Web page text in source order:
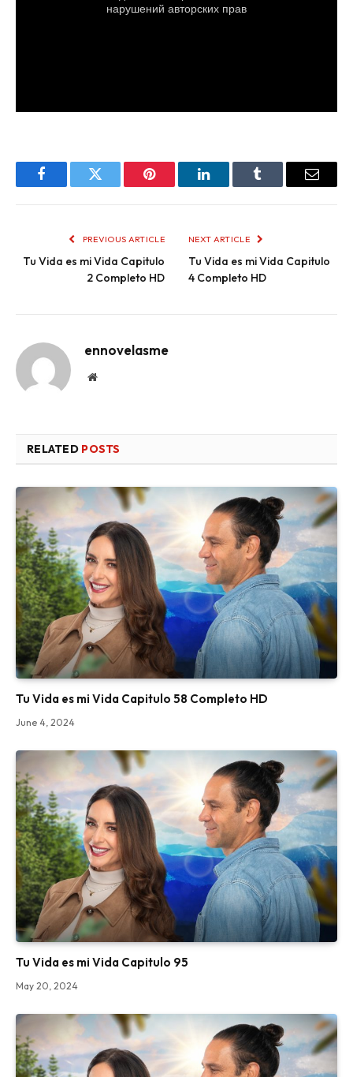
FacebookTwitter Pinterest LinkedInTumblr Email
PREVIOUS ARTICLE
Tu Vida es mi Vida Capitulo
2 Completo HD
NEXT ARTICLE
Tu Vida es mi Vida Capitulo
4 Completo HD
ennovelasme
Website
RELATED POSTS
Tu Vida es mi Vida Capitulo 58 Completo HD
June 4, 2024
Tu Vida es mi Vida Capitulo 95
May 20, 2024